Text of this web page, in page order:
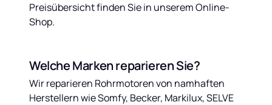
Preisübersicht finden Sie in unserem Online-
Shop.
Welche Marken reparieren Sie?
Wir reparieren Rohrmotoren von namhaften
Herstellern wie Somfy, Becker, Markilux, SELVE